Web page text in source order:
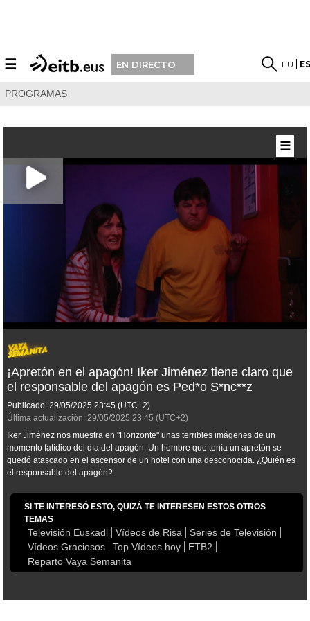
☰ EN DIRECTO EU
PROGRAMAS
¡Apretón en el apagón! Iker Jiménez tiene claro que
el responsable del apagón es Ped*o S*nc**z
Publicado: 29/05/2025 23:45 (UTC+2)
Última actualización: 29/05/2025 23:45 (UTC+2)
Iker Jiménez nos muestra en "Horizonte" unas terribles imágenes de un
momento fatídico del día del apagón. Un hombre que tenía un apretón se
quedó atascado en el ascensor de un hotel con una desconocida. ¿Quién es
el responsable del apagón?
SI TE INTERESÓ ESTO, QUIZÁ TE INTERESEN ESTOS OTROS
TEMAS
Televisión Euskadi Vídeos de Risa
Series de Televisión
Vídeos Graciosos
Top Vídeos hoy
ETB2
Reparto Vaya Semanita
☰